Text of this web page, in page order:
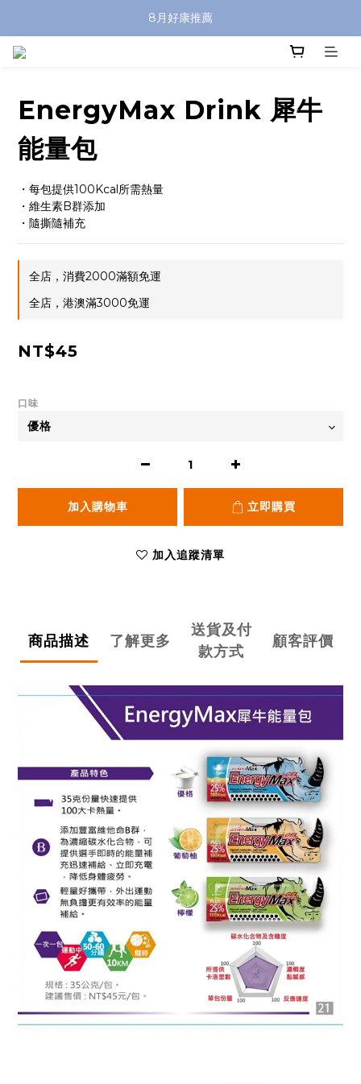
8月好康推薦
EnergyMax Drink 犀牛
能量包
・每包提供100Kcal所需熱量
・維生素B群添加
・隨撕隨補充
全店，消費2000滿額免運
全店，港澳滿3000免運
NT$45
口味
加入購物車 立即購買
加入追蹤清單
商品描述 了解更多
送貨及付
款方式
顧客評價